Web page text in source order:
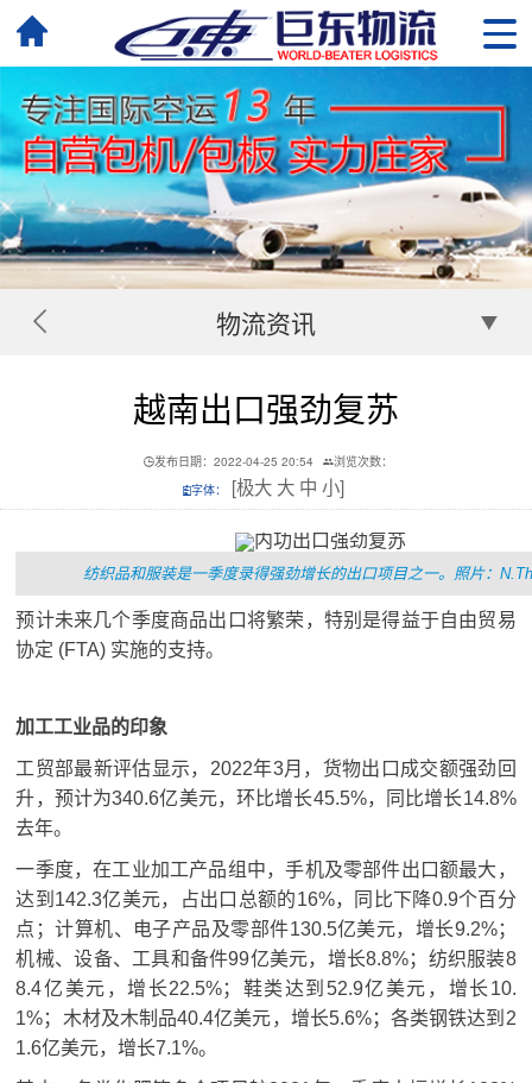
物流资讯
越南出口强劲复苏
发布日期：2022-04-25 20:54
浏览次数：
字体：
[极大 大 中 小]
纺织品和服装是一季度录得强劲增长的出口项目之一。 照片：
预计未来几个季度商品出口将繁荣，特别是得益于自由贸易
协定 (FTA) 实施的支持。
加工工业品的印象
工贸部最新评估显示，2022年3月，货物出口成交额强劲回
升，预计为340.6亿美元，环比增长45.5%，同比增长14.8%
去年。
一季度，在工业加工产品组中，手机及零部件出口额最大，
达到142.3亿美元，占出口总额的16%，同比下降0.9个百分
点； 计算机、电子产品及零部件130.5亿美元，增长9.2%；
机械、设备、工具和备件99亿美元，增长8.8%； 纺织服装8
8.4亿美元，增长22.5%；
鞋类达到52.9亿美元，增长10.
1%； 木材及木制品40.4亿美元，增长5.6%； 各类钢铁达到2
1.6亿美元，增长7.1%。